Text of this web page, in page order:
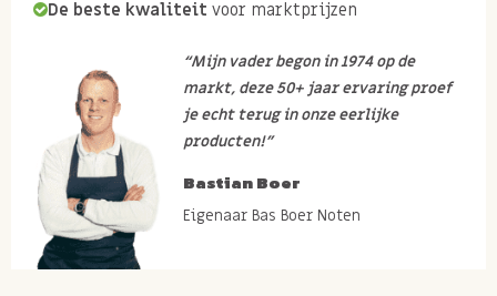
De beste kwaliteit voor marktprijzen
“Mijn vader begon in 1974 op de
markt, deze 50+ jaar ervaring proef
je echt terug in onze eerlijke
producten!”
Bastian Boer
Eigenaar Bas Boer Noten